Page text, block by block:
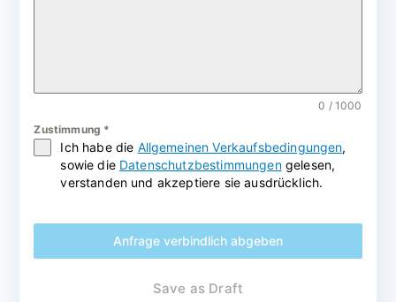
0 / 1000
Zustimmung *
Ich habe die Allgemeinen Verkaufsbedingungen,
sowie die Datenschutzbestimmungengelesen,
verstanden und akzeptiere sie ausdrücklich.
Anfrage verbindlich abgeben
Save as Draft